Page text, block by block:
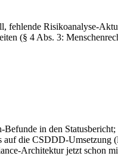
Risikoanalyse-
(§ 4 Abs. 3:
in den
die CSDDD-
Architektur jetzt schon